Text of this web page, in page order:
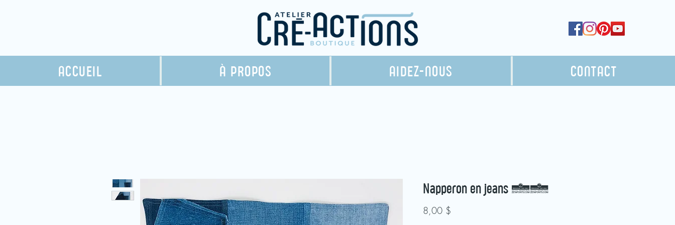
ACCUEIL À PROPOS AIDEZ-NOUS CONTACT
Napperon en jeans 05
8,00 $